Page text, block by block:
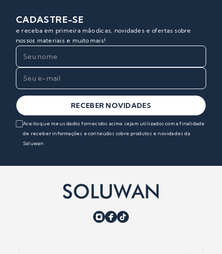
CADASTRE-SE
e receba em primeira mão dicas, novidades e ofertas sobre
nossos materiais e muito mais!
RECEBER NOVIDADES
Aceito que meus dados fornecidos acima sejam utilizados com a finalidade
de receber informações e conteúdos sobre produtos e novidades da
Soluwan